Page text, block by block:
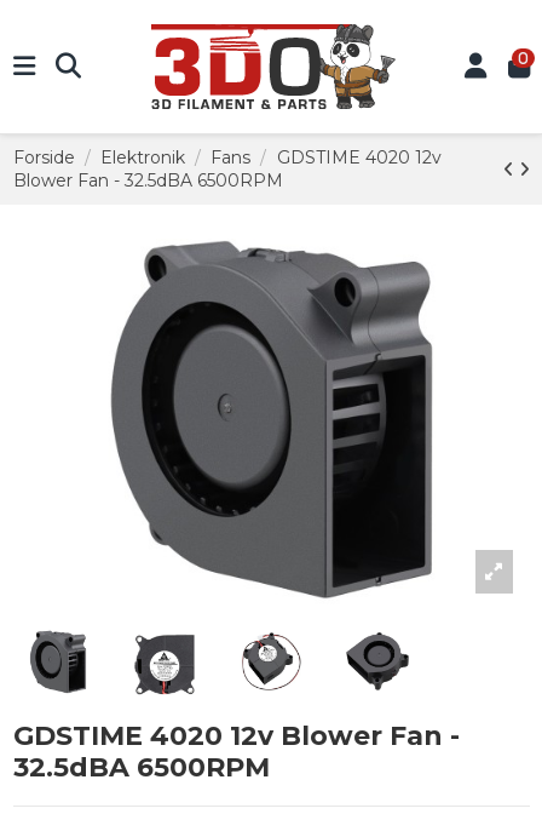
0
Forside Elektronik Fans
GDSTIME 4020 12v
Blower Fan - 32.5dBA 6500RPM
GDSTIME 4020 12v Blower Fan -
32.5dBA 6500RPM